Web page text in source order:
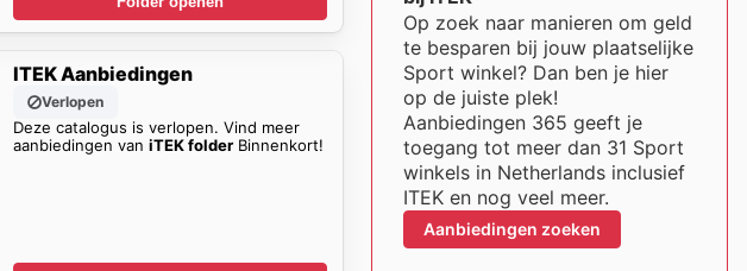
ITEK Aanbiedingen
Verlopen
Deze catalogus is verlopen. Vind meer
aanbiedingen vaniTEK folder Binnenkort!
Op zoek naar manieren om geld
te besparen bij jouw plaatselijke
Sport winkel? Dan ben je hier
op de juiste plek!
Aanbiedingen 365 geeft je
toegang tot meer dan 31 Sport
winkels in Netherlands inclusief
ITEK en nog veel meer.
Aanbiedingen zoeken